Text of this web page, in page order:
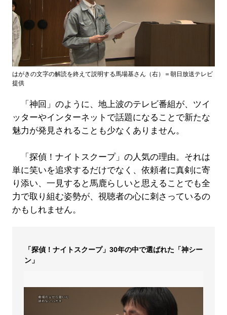
はがきの文字の解読を終えて説明する馬場基さん（右）＝朝日放送テレビ
提供
「神回」のように、地上波のテレビ番組が、ツイ
ッターやインターネットで話題になることで新たな
魅力が発見されることも少なくありません。
「探偵！ナイトスクープ」の人気の理由。それは
単に笑いを追求するだけでなく、依頼者に真剣に寄
り添い、一見すると馬鹿らしいと思えることでも全
力で取り組む姿勢が、視聴者の心に刺さっているの
かもしれません。
「探偵！ナイトスクープ」30年の中で選ばれた「神シー
ン」